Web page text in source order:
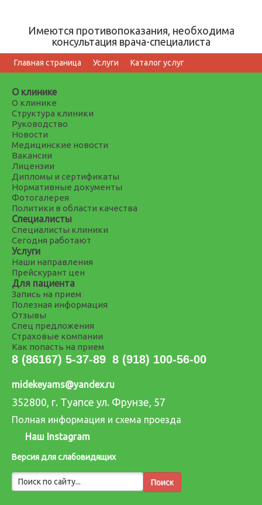
Имеются противопоказания, необходима
консультация врача-специалиста
Главная страница Услуги Каталог услуг
О клинике
О клинике
Структура клиники
Руководство
Новости
Медицинские новости
Вакансии
Лицензии
Дипломы и сертификаты
Нормативные документы
Фотогалерея
Политики в области качества
Специалисты
Специалисты клиники
Сегодня работают
Услуги
Наши направления
Прейскурант цен
Для пациента
Запись на прием
Полезная информация
Отзывы
Спец предложения
Страховые компании
Как попасть на прием
8 (86167) 5-37-89 8 (918) 100-56-00
midekeyams@yandex.ru
352800, г. Туапсе ул. Фрунзе, 57
Полная информация и схема проезда
Наш Instagram
Версия для слабовидящих